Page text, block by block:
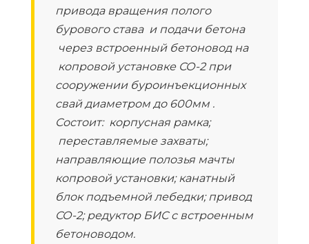
привода вращения полого
бурового става и подачи бетона
через встроенный бетоновод на
копровой установке СО-2 при
сооружении буроинъекционных
свай диаметром до 600мм .
Состоит: корпусная рамка;
переставляемые захваты;
направляющие полозья мачты
копровой установки; канатный
блок подъемной лебедки; привод
СО-2; редуктор БИС с встроенным
бетоноводом.